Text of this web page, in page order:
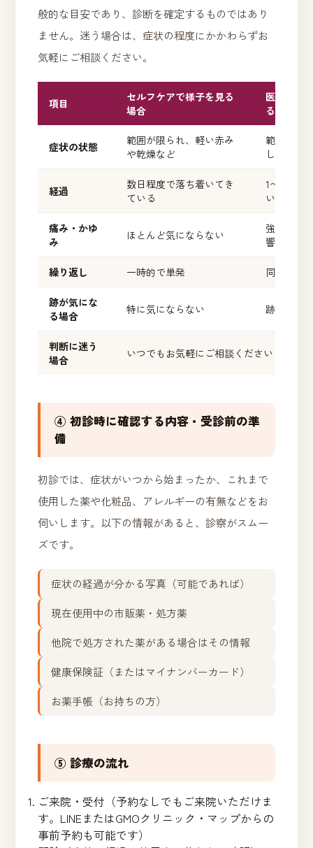
般的な目安であり、診断を確定するものではあり
ません。迷う場合は、症状の程度にかかわらずお
気軽にご相談ください。
項目
セルフケアで様子を見る
場合
医療機関
る場合
症状の状態
範囲が限られ、軽い赤み
や乾燥など
範囲が広
している
経過
数日程度で落ち着いてき
ている
1〜2週間
い
痛み・かゆ
み
ほとんど気にならない
強い、ま
響してい
繰り返し 一時的で単発 同じ症状
跡が気にな
る場合
特に気にならない 跡や色素
判断に迷う
場合
いつでもお気軽にご相談ください
④ 初診時に確認する内容・受診前の準
備
初診では、症状がいつから始まったか、これまで
使用した薬や化粧品、アレルギーの有無などをお
伺いします。以下の情報があると、診察がスムー
ズです。
症状の経過が分かる写真（可能であれば）
現在使用中の市販薬・処方薬
他院で処方された薬がある場合はその情報
健康保険証（またはマイナンバーカード）
お薬手帳（お持ちの方）
⑤ 診療の流れ
ご来院・受付（予約なしでもご来院いただけま
す。LINEまたはGMOクリニック・マップからの
事前予約も可能です）